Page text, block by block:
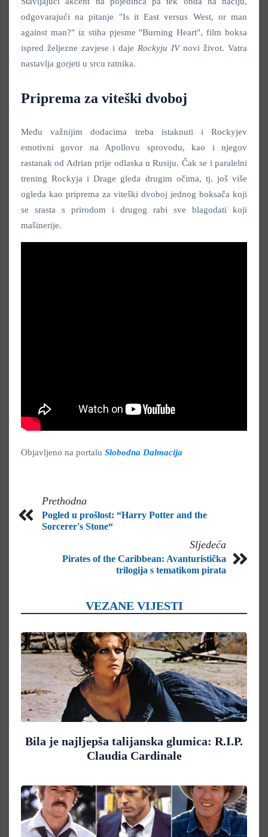
odgovarajući na pitanje "Is it East versus West, or man
against man?" iz stiha pjesme "Burning Heart", film boksa
ispred željezne zavjese i daje Rockyju IVnovi život. Vatra
nastavlja gorjeti u srcu ratnika.
Priprema za viteški dvoboj
Među važnijim dodacima treba istaknuti i Rockyjev
emotivni govor na Apollovu sprovodu, kao i njegov
rastanak od Adrian prije odlaska u Rusiju. Čak se i paralelni
trening Rockyja i Drage gleda drugim očima, tj. još više
ogleda kao priprema za viteški dvoboj jednog boksača koji
se srasta s prirodom i drugog rabi sve blagodati koji
mašinerije.
Objavljeno na portalu Slobodna Dalmacija
Prethodna
Pogled u prošlost: “Harry Potter and the
Sorcerer's Stone“
Sljedeća
Pirates of the Caribbean: Avanturistička
trilogija s tematikom pirata
VEZANE VIJESTI
Bila je najljepša talijanska glumica: R.I.P.
Claudia Cardinale